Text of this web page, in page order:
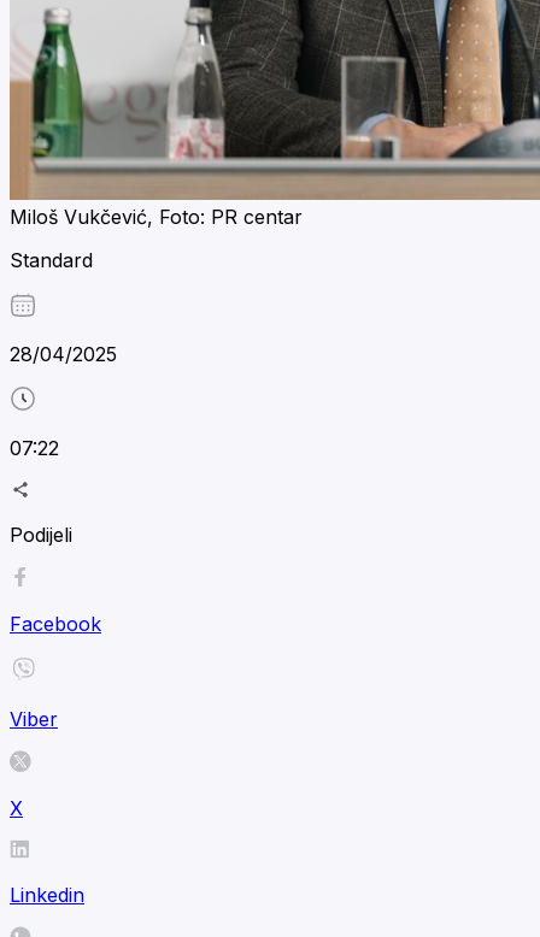
Miloš Vukčević, Foto: PR centar
Standard
28/04/2025
07:22
Podijeli
Facebook
Viber
X
Linkedin